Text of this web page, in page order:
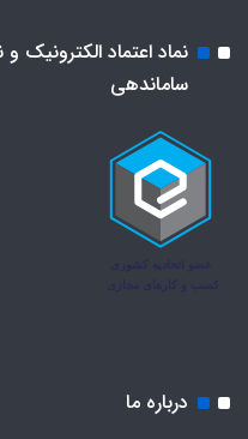
نماد اعتماد الکترونیک و
ساماندهی
درباره ما